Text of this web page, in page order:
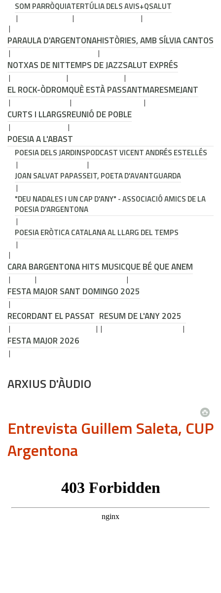
SOM PARRÒQUIATERTÚLIA DELS AVIS+QSALUT
PARAULA D'ARGENTONAHISTÒRIES, AMB SÍLVIA CANTOS
NOTXAS DE NITTEMPS DE JAZZSALUT EXPRÉS
EL ROCK-ÒDROMQUÈ ESTÀ PASSANTMARESMEJANT
CURTS I LLARGSREUNIÓ DE POBLE
POESIA A L'ABAST
POESIA DELS JARDINSPODCAST VICENT ANDRÉS ESTELLÉS
JOAN SALVAT PAPASSEIT, POETA D'AVANTGUARDA
"DEU NADALES I UN CAP D'ANY" - ASSOCIACIÓ AMICS DE LA
POESIA D'ARGENTONA
POESIA ERÒTICA CATALANA AL LLARG DEL TEMPS
CARA BARGENTONA HITS MUSICQUE BÉ QUE ANEM
FESTA MAJOR SANT DOMINGO 2025
RECORDANT EL PASSAT RESUM DE L'ANY 2025
FESTA MAJOR 2026
ARXIUS D'ÀUDIO
Entrevista Guillem Saleta, CUP
Argentona